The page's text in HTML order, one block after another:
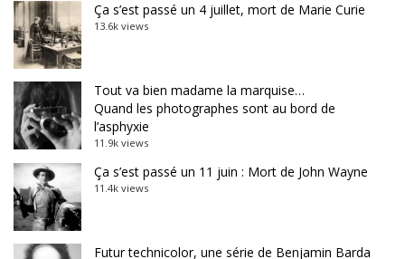
Ça s’est passé un 4 juillet, mort de Marie Curie
13.6k views
Tout va bien madame la marquise…
Quand les photographes sont au bord de
l’asphyxie
11.9k views
Ça s’est passé un 11 juin : Mort de John Wayne
11.4k views
Futur technicolor, une série de Benjamin Barda